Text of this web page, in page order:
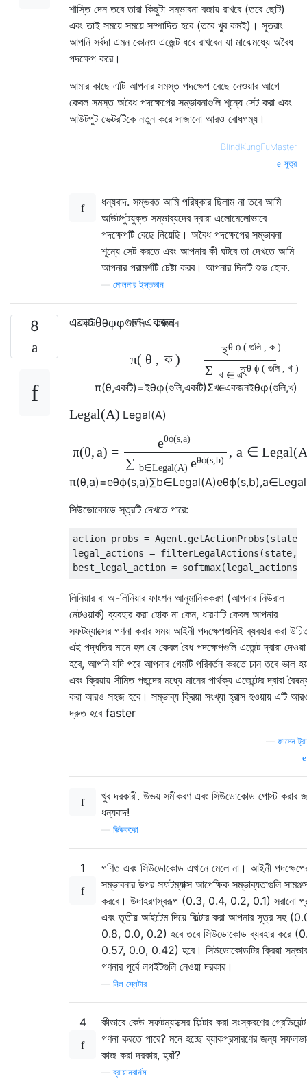
শাস্তি দেন তবে তারা কিছুটা সম্ভাবনা বজায় রাখবে (তবে ছোট)
এবং তাই সময়ে সময়ে সম্পাদিত হবে (তবে খুব কমই)। সুতরাং
আপনি সর্বদা এমন কোনও এজেন্ট ধরে রাখবেন যা মাঝেমধ্যে অবৈধ
পদক্ষেপ করে।
আমার কাছে এটি আপনার সমস্ত পদক্ষেপ বেছে নেওয়ার আগে
কেবল সমস্ত অবৈধ পদক্ষেপের সম্ভাবনাগুলি শূন্যে সেট করা এবং
আউটপুট ভেক্টরটিকে নতুন করে সাজানো আরও বোধগম্য।
— BlindKungFuMaster
সূত্র
ধন্যবাদ. সম্ভবত আমি পরিষ্কার ছিলাম না তবে আমি
আউটপুটযুক্ত সম্ভাব্যদের দ্বারা এলোমেলোভাবে
পদক্ষেপটি বেছে নিয়েছি। অবৈধ পদক্ষেপের সম্ভাবনা
শূন্যে সেট করতে এবং আপনার কী ঘটবে তা দেখতে আমি
আপনার পরামর্শটি চেষ্টা করব। আপনার দিনটি শুভ হোক.
মোলনার ইস্তভান
8 একটি
একটিθθφφগুলি
গুলিএকজন
একজন
π( θ , ক) =
ইθϕ(গুলি ,ক)
Σ খ ∈এইθ ϕ ( গুলি খ )
π(θ,একটি)=ইθφ(গুলি,একটি)Σখ∈একজনইθφ(গুলি,খ)
Legal (A) Legal(A)
π(θ,a) =
eθϕ(s,a)
∑ b∈Legal(A) eθϕ(s,b)
, a ∈ Legal(A
π(θ,a)=eθϕ(s,a)∑b∈Legal(A)eθϕ(s,b),a∈Legal
সিউডোকোডে সূত্রটি দেখতে পারে:
action_probs = Agent.getActionProbs(state)
legal_actions = filterLegalActions(state,
লিনিয়ার বা অ-লিনিয়ার ফাংশন আনুমানিককরণ (আপনার নিউরাল
নেটওয়ার্ক) ব্যবহার করা হোক না কেন, ধারণাটি কেবল আপনার
সফটম্যাক্সের গণনা করার সময় আইনী পদক্ষেপগুলিই ব্যবহার করা
এই পদ্ধতির মানে হল যে কেবল বৈধ পদক্ষেপগুলি এজেন্ট দ্বারা দেওয়া
হবে, আপনি যদি পরে আপনার গেমটি পরিবর্তন করতে চান তবে ভাল
এবং ক্রিয়ায় সীমিত পছন্দের মধ্যে মানের পার্থক্য এজেন্টের দ্বারা
করা আরও সহজ হবে। সম্ভাব্য ক্রিয়া সংখ্যা হ্রাস হওয়ায় এটি
দ্রুত হবে faster
জাদেন
খুব দরকারী. উভয় সমীকরণ এবং সিউডোকোড পোস্ট করার
ধন্যবাদ!
ডিউকঝো
1
গণিত এবং সিউডোকোড এখানে মেলে না। আইনী
সম্ভাবনার উপর সফটম্যাক্স আপেক্ষিক সম্ভাব্যতাগুলি
করবে। উদাহরণস্বরূপ (0.3, 0.4, 0.2, 0.1) সরানো
এবং তৃতীয় আইটেম দিয়ে ফিল্টার করা আপনার সূত্র সহ
0.8, 0.0, 0.2) হবে তবে সিউডোকোড ব্যবহার করে
0.57, 0.0, 0.42) হবে। সিউডোকোডটির ক্রিয়া
গণনার পূর্বে লগইটগুলি নেওয়া দরকার।
নিল স্লেটার
4
কীভাবে কেউ সফটম্যাক্সের ফিল্টার করা সংস্করণের গ্রেডিয়েন্ট
গণনা করতে পারে? মনে হচ্ছে ব্যাকপ্রসারণের জন্য
কাজ করা দরকার, হ্যাঁ?
—ব্রায়ানবার্নস